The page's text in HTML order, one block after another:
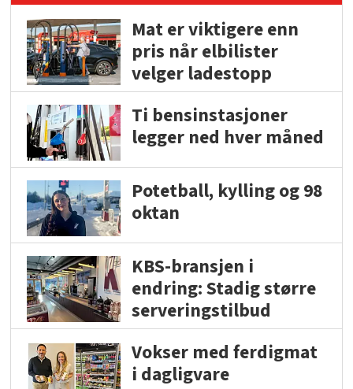
Mat er viktigere enn
pris når elbilister
velger ladestopp
Ti bensinstasjoner
legger ned hver måned
Potetball, kylling og 98
oktan
KBS-bransjen i
endring: Stadig større
serveringstilbud
Vokser med ferdigmat
i dagligvare